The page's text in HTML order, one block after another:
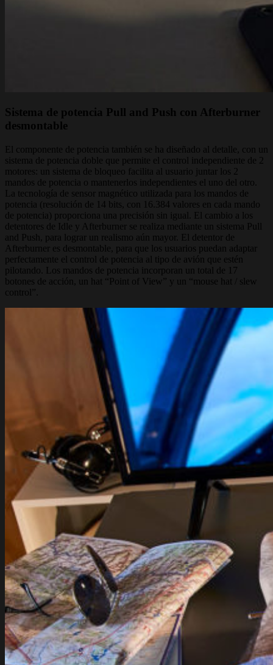
Sistema de potencia Pull and Push con Afterburner
desmontable
El componente de potencia también se ha diseñado al detalle, con un
sistema de potencia doble que permite el control independiente de 2
motores: un sistema de bloqueo facilita al usuario juntar los 2
mandos de potencia o mantenerlos independientes el uno del otro.
La tecnología de sensor magnético utilizada para los mandos de
potencia (resolución de 14 bits, con 16.384 valores en cada mando
de potencia) proporciona una precisión sin igual. El cambio a los
detentores de Idle y Afterburner se realiza mediante un sistema Pull
and Push, para lograr un realismo aún mayor. El detentor de
Afterburner es desmontable, para que los usuarios puedan adaptar
perfectamente el control de potencia al tipo de avión que estén
pilotando. Los mandos de potencia incorporan un total de 17
botones de acción, un hat “Point of View” y un “mouse hat / slew
control”.